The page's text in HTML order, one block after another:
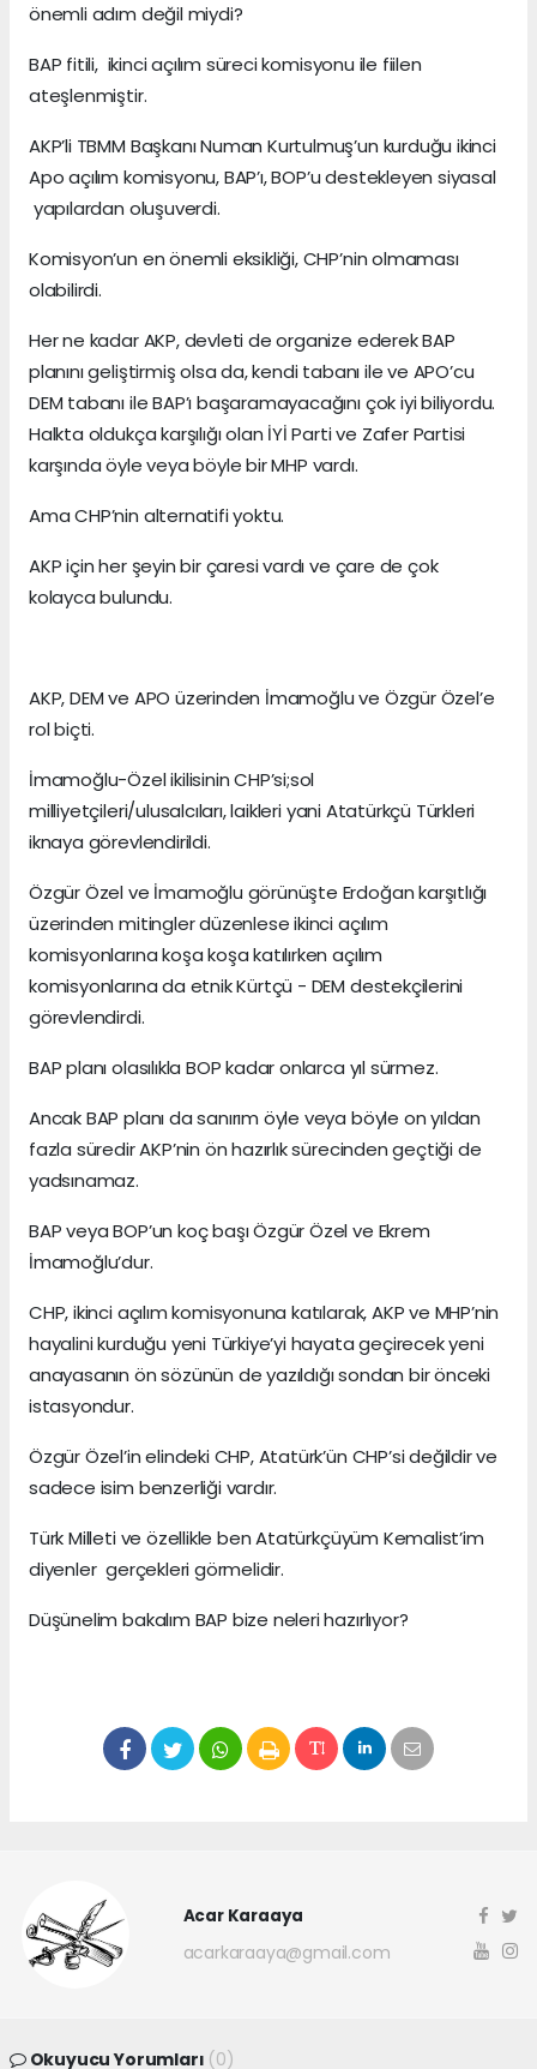
önemli adım değil miydi?
BAP fitili, ikinci açılım süreci komisyonu ile fiilen
ateşlenmiştir.
AKP’li TBMM Başkanı Numan Kurtulmuş’un kurduğu ikinci
Apo açılım komisyonu, BAP’ı, BOP’u destekleyen siyasal
yapılardan oluşuverdi.
Komisyon’un en önemli eksikliği, CHP’nin olmaması
olabilirdi.
Her ne kadar AKP, devleti de organize ederek BAP
planını geliştirmiş olsa da, kendi tabanı ile ve APO’cu
DEM tabanı ile BAP’ı başaramayacağını çok iyi biliyordu.
Halkta oldukça karşılığı olan İYİ Parti ve Zafer Partisi
karşında öyle veya böyle bir MHP vardı.
Ama CHP’nin alternatifi yoktu.
AKP için her şeyin bir çaresi vardı ve çare de çok
kolayca bulundu.
AKP, DEM ve APO üzerinden İmamoğlu ve Özgür Özel’e
rol biçti.
İmamoğlu-Özel ikilisinin CHP’si;sol
milliyetçileri/ulusalcıları, laikleri yani Atatürkçü Türkleri
iknaya görevlendirildi.
Özgür Özel ve İmamoğlu görünüşte Erdoğan karşıtlığı
üzerinden mitingler düzenlese ikinci açılım
komisyonlarına koşa koşa katılırken açılım
komisyonlarına da etnik Kürtçü - DEM destekçilerini
görevlendirdi.
BAP planı olasılıkla BOP kadar onlarca yıl sürmez.
Ancak BAP planı da sanırım öyle veya böyle on yıldan
fazla süredir AKP’nin ön hazırlık sürecinden geçtiği de
yadsınamaz.
BAP veya BOP’un koç başı Özgür Özel ve Ekrem
İmamoğlu’dur.
CHP, ikinci açılım komisyonuna katılarak, AKP ve MHP’nin
hayalini kurduğu yeni Türkiye’yi hayata geçirecek yeni
anayasanın ön sözünün de yazıldığı sondan bir önceki
istasyondur.
Özgür Özel’in elindeki CHP, Atatürk’ün CHP’si değildir ve
sadece isim benzerliği vardır.
Türk Milleti ve özellikle ben Atatürkçüyüm Kemalist’im
diyenler gerçekleri görmelidir.
Düşünelim bakalım BAP bize neleri hazırlıyor?
Acar Karaaya
acarkaraaya@gmail.com
Okuyucu Yorumları (0)